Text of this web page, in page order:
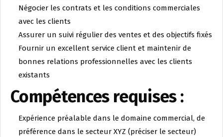
Négocier les contrats et les conditions commerciales
avec les clients
Assurer un suivi régulier des ventes et des objectifs fixés
Fournir un excellent service client et maintenir de
bonnes relations professionnelles avec les clients
existants
Compétences requises :
Expérience préalable dans le domaine commercial, de
préférence dans le secteur XYZ (préciser le secteur)